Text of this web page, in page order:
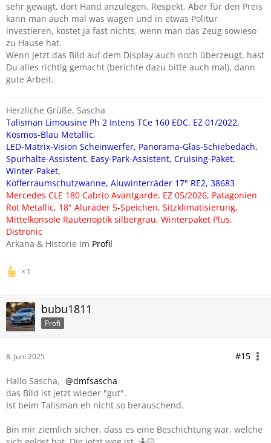
sehr gewagt, dort Hand anzulegen, Respekt. Aber für den Preis
kann man auch mal was wagen und in etwas Politur
investieren, kostet ja fast nichts, wenn man das Zeug sowieso
zu Hause hat.
Wenn jetzt das Bild auf dem Display auch noch überzeugt, hast
Du alles richtig gemacht (berichte dazu bitte auch mal), dann
gute Arbeit.
Herzliche Grüße, Sascha
Talisman Limousine Ph 2 Intens TCe 160 EDC, EZ 01/2022,
Kosmos-Blau Metallic,
LED-Matrix-Vision Scheinwerfer, Panorama-Glas-Schiebedach,
Spurhalte-Assistent, Easy-Park-Assistent, Cruising-Paket,
Winter-Paket,
Kofferraumschutzwanne, Aluwinterräder 17" RE2, 38683
Mercedes CLE 180 Cabrio Avantgarde, EZ 05/2026, Patagonien
Rot Metallic, 18" Aluräder 5-Speichen, Sitzklimatisierung,
Mittelkonsole Rautenoptik silbergrau, Winterpaket Plus,
Distronic
Arkana & Historie im Profil
1
bubu1811
Profi
8. Juni 2025 #15
Hallo Sascha,
dmfsascha
das Bild ist jetzt wieder "gut".
Ist beim Talisman eh nicht so berauschend.
Bin mir ziemlich sicher, dass es eine Beschichtung war, welche